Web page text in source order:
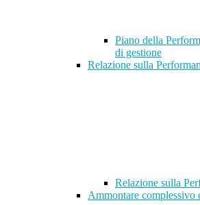
Piano della
di gestione
Relazione sulla
Relazione sulla
Ammontare complessivo